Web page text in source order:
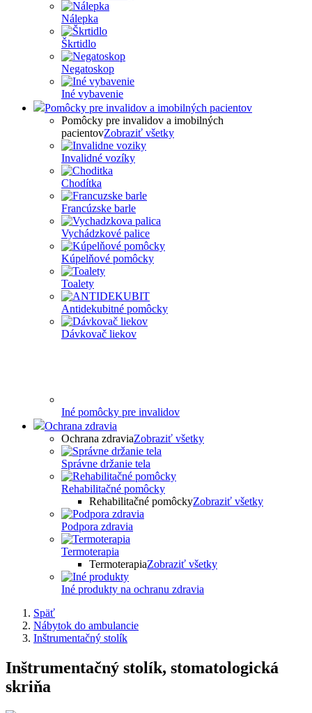
Nálepka
Škrtidlo
Negatoskop
Iné vybavenie
Pomôcky pre invalidov a imobilných pacientov
Pomôcky pre invalidov a imobilných
pacientovZobraziť všetky
Invalidné vozíky
Chodítka
Francúzske barle
Vychádzkové palice
Kúpelňové pomôcky
Toalety
Antidekubitné pomôcky
Dávkovač liekov
Iné pomôcky pre invalidov
Ochrana zdravia
Ochrana zdraviaZobraziť všetky
Správne držanie tela
Rehabilitačné pomôcky
Rehabilitačné pomôckyZobraziť všetky
Podpora zdravia
Termoterapia
TermoterapiaZobraziť všetky
Iné produkty na ochranu zdravia
Späť
Nábytok do ambulancie
Inštrumentačný stolík
Inštrumentačný stolík, stomatologická
skriňa